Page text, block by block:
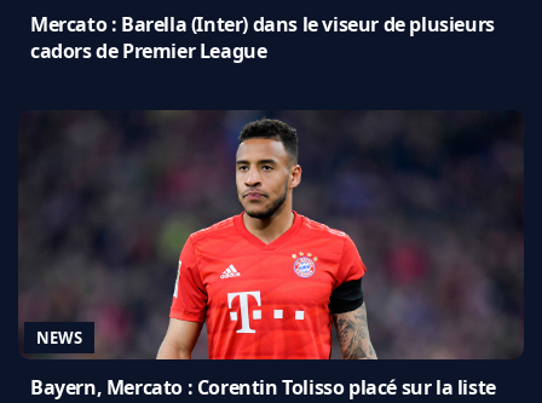
Mercato : Barella (Inter) dans le viseur de plusieurs
cadors de Premier League
NEWS
Bayern, Mercato : Corentin Tolisso placé sur la liste